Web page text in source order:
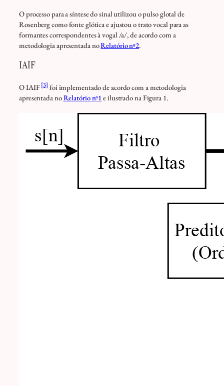
O processo para a síntese do sinal utilizou o pulso glotal de
Rosenberg como fonte glótica e ajustou o trato vocal para as
formantes correspondentes à vogal /a/, de acordo com a
metodologia apresentada noRelatório nº2.
IAIF
O IAIF[3] foi implementado de acordo com a metodologia
apresentada noRelatório nº1e ilustrado na Figura 1.